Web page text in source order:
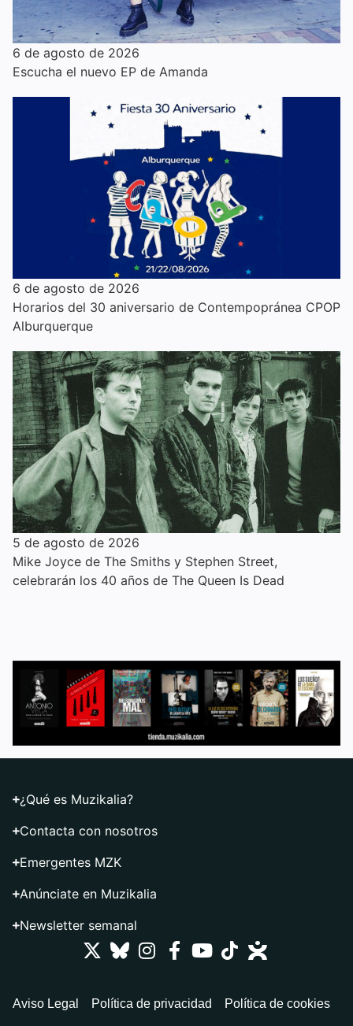
6 de agosto de 2026
Escucha el nuevo EP de Amanda
6 de agosto de 2026
Horarios del 30 aniversario de Contempopránea CPOP
Alburquerque
5 de agosto de 2026
Mike Joyce de The Smiths y Stephen Street,
celebrarán los 40 años de The Queen Is Dead
¿Qué es Muzikalia?
Contacta con nosotros
Emergentes MZK
Anúnciate en Muzikalia
Newsletter semanal
Aviso Legal Política de privacidad Política de cookies